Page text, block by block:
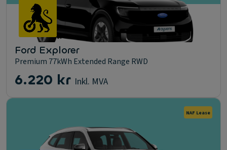
Ford Explorer
Premium 77kWh Extended Range RWD
6.220 kr Inkl. MVA
NAF Lease